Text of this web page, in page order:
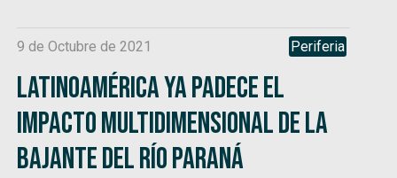
9 de Octubre de 2021 Periferia
Latinoamérica ya padece el
impacto multidimensional de la
bajante del río Paraná